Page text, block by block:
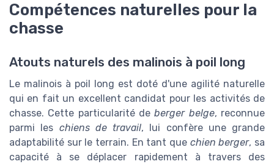
Compétences naturelles pour la
chasse
Atouts naturels des malinois à poil long
Le malinois à poil long est doté d'une agilité naturelle
qui en fait un excellent candidat pour les activités de
chasse. Cette particularité deberger belge, reconnue
parmi les chiens de travail, lui confère une grande
adaptabilité sur le terrain. En tant que chien berger, sa
capacité à se déplacer rapidement à travers des